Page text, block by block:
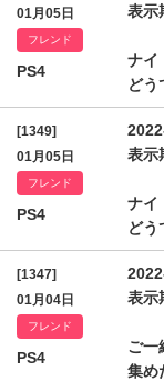
01月05日
フレンド
PS4
表示
ナイ
どう
[1349]
01月05日
フレンド
PS4
表示
ナイ
どう
[1347]
01月04日
フレンド
PS4
表示
ご一
集め